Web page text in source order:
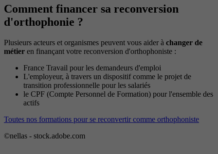
Comment financer sa reconversion
d'orthophonie ?
Plusieurs acteurs et organismes peuvent vous aider à changer de
métier en finançant votre reconversion d'orthophoniste :
France Travail pour les demandeurs d'emploi
L'employeur, à travers un dispositif comme le projet de
transition professionnelle pour les salariés
le CPF (Compte Personnel de Formation) pour l'ensemble des
actifs
Toutes nos formations pour se reconvertir comme orthophoniste
©nellas - stock.adobe.com